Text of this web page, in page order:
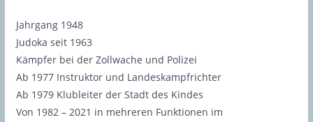
Jahrgang 1948
Judoka seit 1963
Kämpfer bei der Zollwache und Polizei
Ab 1977 Instruktor und Landeskampfrichter
Ab 1979 Klubleiter der Stadt des Kindes
Von 1982 – 2021 in mehreren Funktionen im